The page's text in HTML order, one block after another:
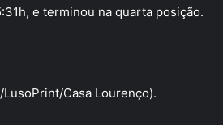
e terminou na quarta posição.
Casa Lourenço).